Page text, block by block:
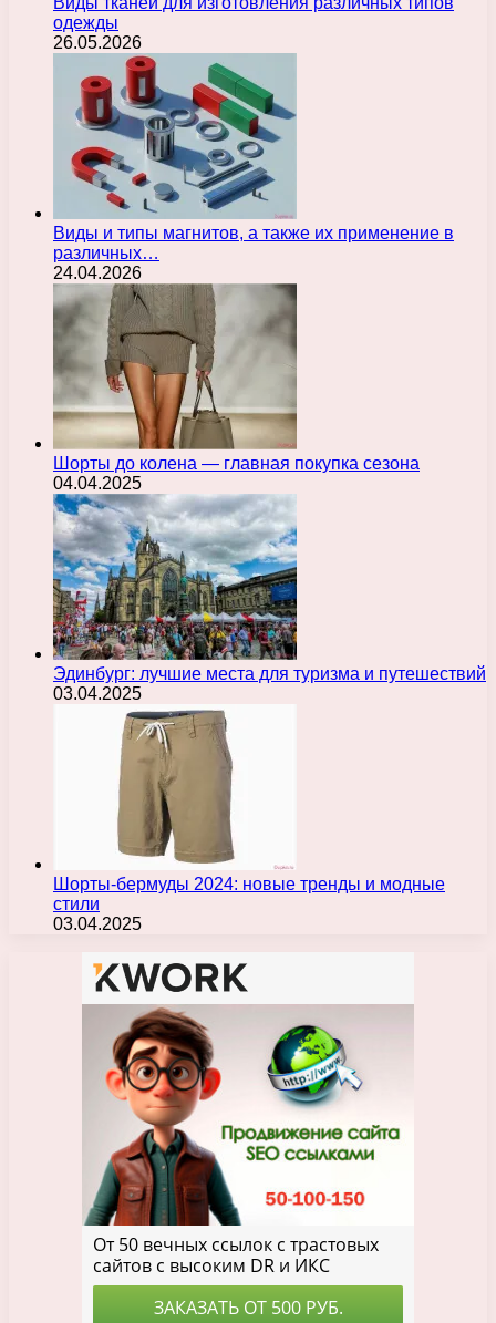
одежды
26.05.2026
Виды и типы магнитов, а также их применение в
различных…
24.04.2026
Шорты до колена — главная покупка сезона
04.04.2025
Эдинбург: лучшие места для туризма и путешествий
03.04.2025
Шорты-бермуды 2024: новые тренды и модные
стили
03.04.2025